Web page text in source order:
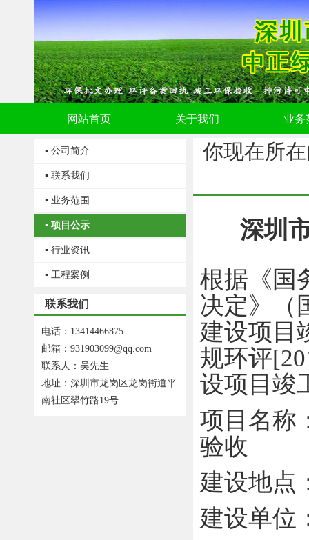
网站首页 关于我们 业务
▪ 公司简介
▪ 联系我们
▪ 业务范围
▪ 项目公示
▪ 行业资讯
▪ 工程案例
联系我们
电话：13414466875
邮箱：931903099@qq.com
联系人：吴先生
地址：深圳市龙岗区龙岗街道平
南社区翠竹路19号
你现在所
深圳
根据《国
决定》（
建设项目
规环评
设项目 竣
项目名称
验收
建设地点
建设单位